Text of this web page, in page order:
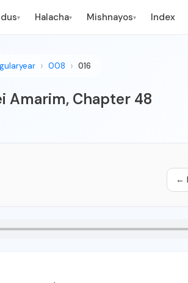
▾ Halacha▾ Mishnayos▾ Index
008 016
Amarim, Chapter 48
←